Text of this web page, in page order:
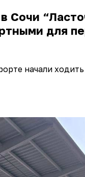
Сочи
для
начали